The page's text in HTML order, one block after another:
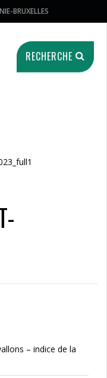
BRUXELLES
RECHERCHE
– indice de la